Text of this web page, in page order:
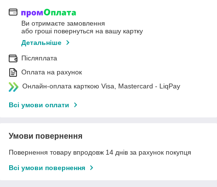
Ви отримаєте замовлення
або гроші повернуться на вашу картку
Детальніше
Післяплата
Оплата на рахунок
Онлайн-оплата карткою Visa, Mastercard - LiqPay
Всі умови оплати
Умови повернення
Повернення товару впродовж 14 днів за рахунок покупця
Всі умови повернення